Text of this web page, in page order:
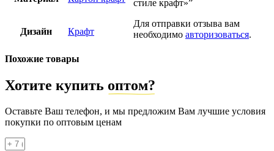
Дизайн Крафт
стиле крафт»”
Для отправки отзыва вам
необходимо авторизоваться.
Похожие товары
Хотите купить оптом?
Оставьте Ваш телефон, и мы предложим Вам лучшие условия
покупки по оптовым ценам